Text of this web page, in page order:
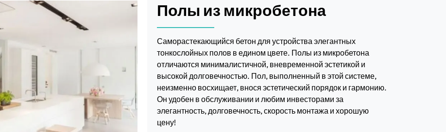
Полы из микробетона
Саморастекающийся бетон для устройства элегантных
тонкослойных полов в едином цвете. Полы из микробетона
отличаются минималистичной, вневременной эстетикой и
высокой долговечностью. Пол, выполненный в этой системе,
неизменно восхищает, внося эстетический порядок и гармонию.
Он удобен в обслуживании и любим инвесторами за
элегантность, долговечность, скорость монтажа и хорошую
цену!